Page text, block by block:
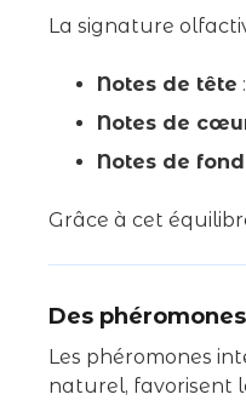
La signature
Notes de tête
Notes de
Notes de fond
Grâce à cet
Des
Les phéromones
naturel, favorisent